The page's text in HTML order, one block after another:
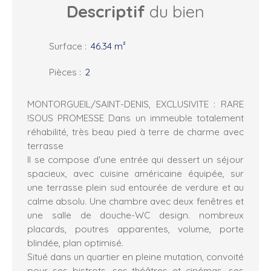
Descriptif du bien
Surface : 46.34 m²
Pièces : 2
MONTORGUEIL/SAINT-DENIS, EXCLUSIVITE : RARE
!SOUS PROMESSE Dans un immeuble totalement
réhabilité, très beau pied à terre de charme avec
terrasse
Il se compose d'une entrée qui dessert un séjour
spacieux, avec cuisine américaine équipée, sur
une terrasse plein sud entourée de verdure et au
calme absolu. Une chambre avec deux fenêtres et
une salle de douche-WC design. nombreux
placards, poutres apparentes, volume, porte
blindée, plan optimisé.
Situé dans un quartier en pleine mutation, convoité